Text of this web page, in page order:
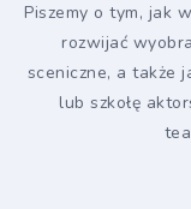
Piszemy o tym, jak
rozwijać
sceniczne, a także
lub szkołę